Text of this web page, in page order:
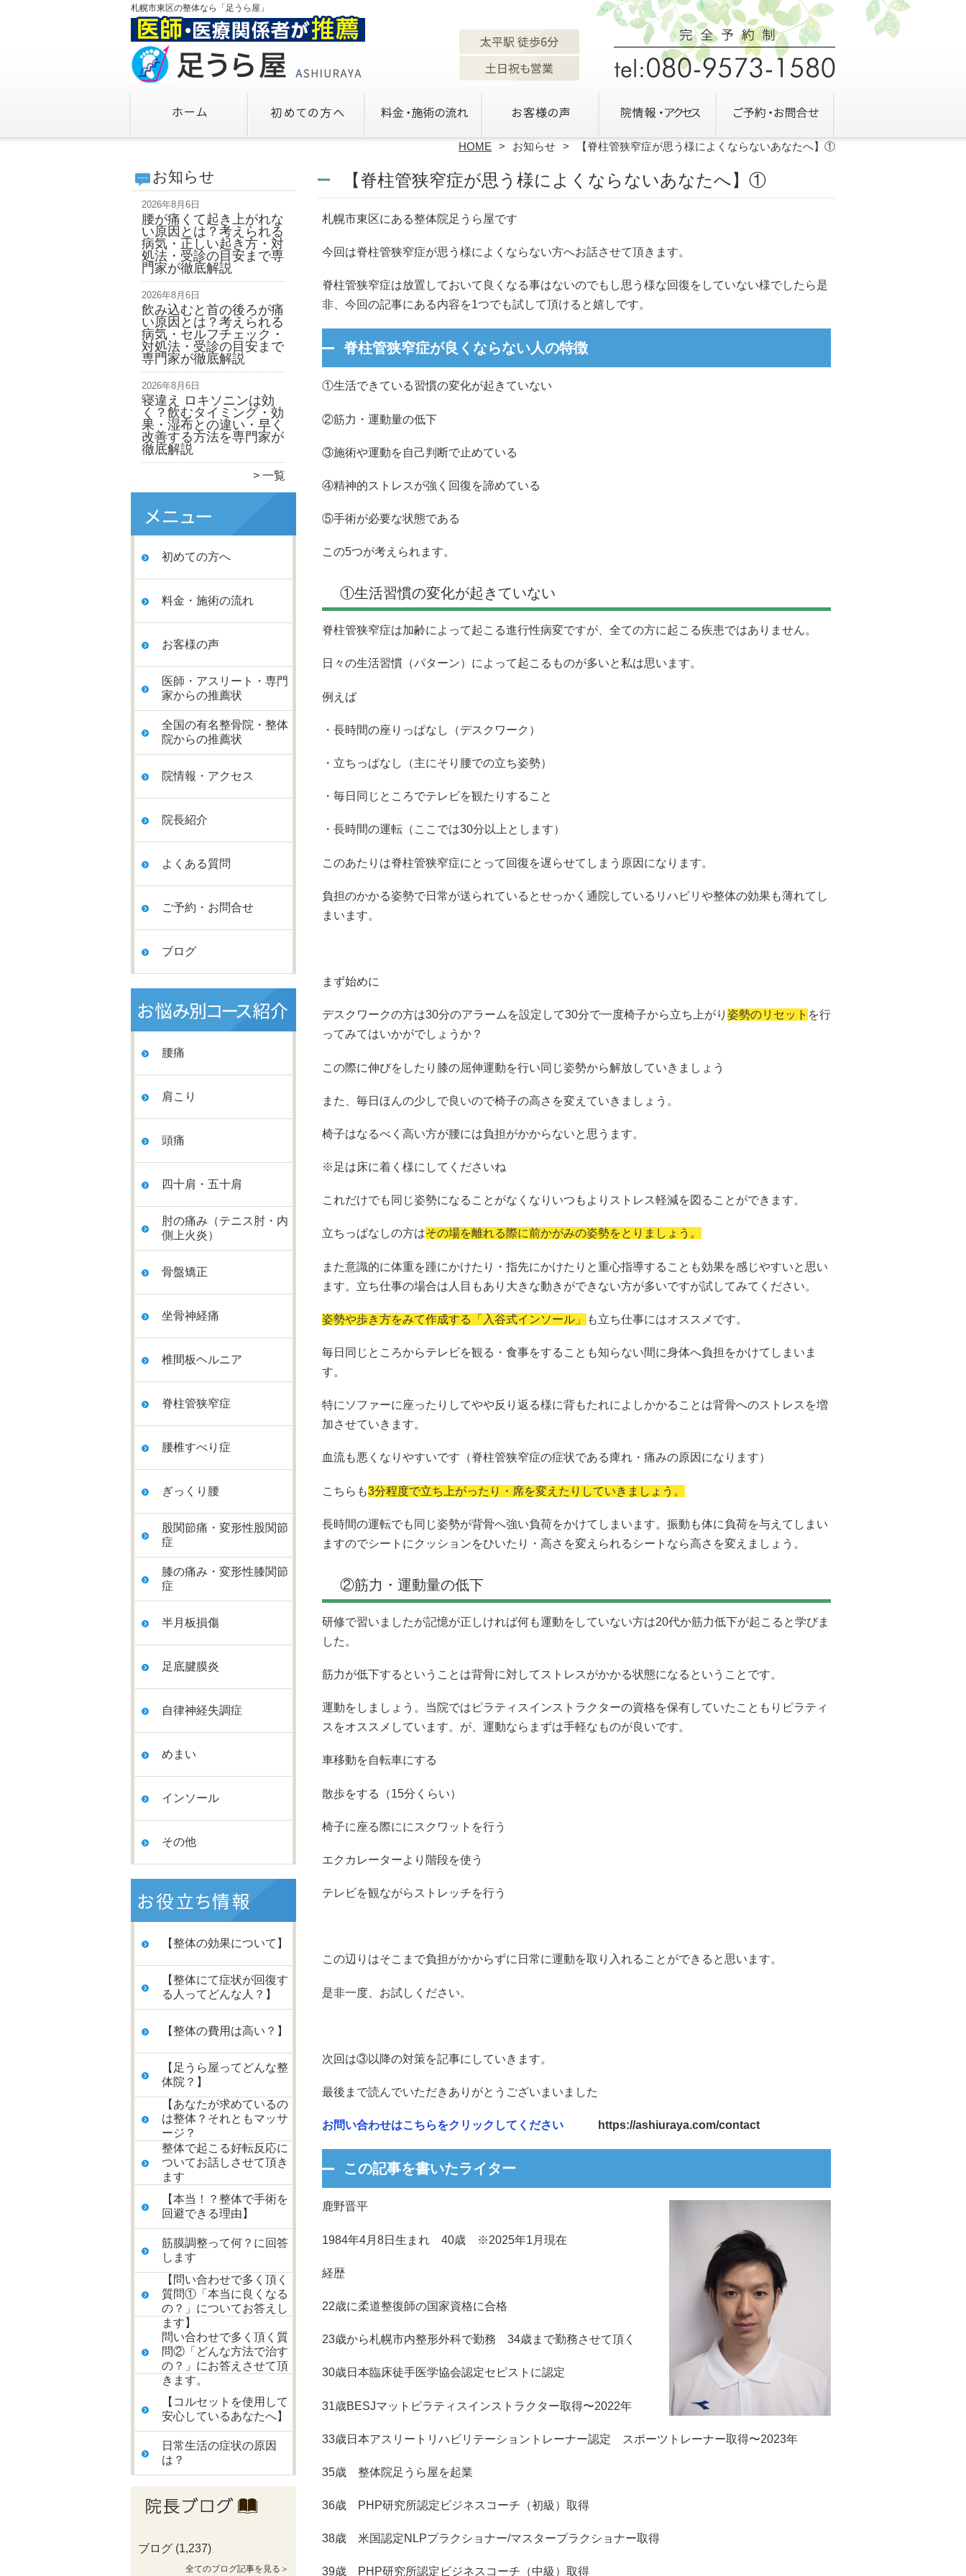
札幌市東区の整体なら「足うら屋」
HOME お知らせ 【脊柱管狭窄症が思う様によくならないあなたへ】①
お知らせ
2026年8月6日
腰が痛くて起き上がれな
い原因とは？考えられる
病気・正しい起き方・対
処法・受診の目安まで専
門家が徹底解説
2026年8月6日
飲み込むと首の後ろが痛
い原因とは？考えられる
病気・セルフチェック・
対処法・受診の目安まで
専門家が徹底解説
2026年8月6日
寝違え ロキソニンは効
く？飲むタイミング・効
果・湿布との違い・早く
改善する方法を専門家が
徹底解説
一覧
初めての方へ
料金・施術の流れ
お客様の声
医師・アスリート・専門
家からの推薦状
全国の有名整骨院・整体
院からの推薦状
院情報・アクセス
院長紹介
よくある質問
ご予約・お問合せ
ブログ
腰痛
肩こり
頭痛
四十肩・五十肩
肘の痛み（テニス肘・内
側上火炎）
骨盤矯正
坐骨神経痛
椎間板ヘルニア
脊柱管狭窄症
腰椎すべり症
ぎっくり腰
股関節痛・変形性股関節
症
膝の痛み・変形性膝関節
症
半月板損傷
足底腱膜炎
自律神経失調症
めまい
インソール
その他
【整体の効果について】
【整体にて症状が回復す
る人ってどんな人？】
【整体の費用は高い？】
【足うら屋ってどんな整
体院？】
【あなたが求めているの
は整体？それともマッサ
ージ？
整体で起こる好転反応に
ついてお話しさせて頂き
ます
【本当！？整体で手術を
回避できる理由】
筋膜調整って何？に回答
します
【問い合わせで多く頂く
質問①「本当に良くなる
の？」についてお答えし
ます】
問い合わせで多く頂く質
問②「どんな方法で治す
の？」にお答えさせて頂
きます。
【コルセットを使用して
安心しているあなたへ】
日常生活の症状の原因
は？
ブログ (1,237)
全てのブログ記事を見る＞
【脊柱管狭窄症が思う様によくならないあなたへ】①
札幌市東区にある整体院足うら屋です
今回は脊柱管狭窄症が思う様によくならない方へお話させて頂きます。
脊柱管狭窄症は放置しておいて良くなる事はないのでもし思う様な回復をしていない様でしたら是
非、今回の記事にある内容を1つでも試して頂けると嬉しです。
脊柱管狭窄症が良くならない人の特徴
①生活できている習慣の変化が起きていない
②筋力・運動量の低下
③施術や運動を自己判断で止めている
④精神的ストレスが強く回復を諦めている
⑤手術が必要な状態である
この5つが考えられます。
①生活習慣の変化が起きていない
脊柱管狭窄症は加齢によって起こる進行性病変ですが、全ての方に起こる疾患ではありません。
日々の生活習慣（パターン）によって起こるものが多いと私は思います。
例えば
・長時間の座りっぱなし（デスクワーク）
・立ちっぱなし（主にそり腰での立ち姿勢）
・毎日同じところでテレビを観たりすること
・長時間の運転（ここでは30分以上とします）
このあたりは脊柱管狭窄症にとって回復を遅らせてしまう原因になります。
負担のかかる姿勢で日常が送られているとせっかく通院しているリハビリや整体の効果も薄れてし
まいます。
まず始めに
デスクワークの方は30分のアラームを設定して30分で一度椅子から立ち上がり 姿勢のリセット を行
ってみてはいかがでしょうか？
この際に伸びをしたり膝の屈伸運動を行い同じ姿勢から解放していきましょう
また、毎日ほんの少しで良いので椅子の高さを変えていきましょう。
椅子はなるべく高い方が腰には負担がかからないと思うます。
※足は床に着く様にしてくださいね
これだけでも同じ姿勢になることがなくなりいつもよりストレス軽減を図ることができます。
立ちっぱなしの方はその場を離れる際に前かがみの姿勢をとりましょう。
また意識的に体重を踵にかけたり・指先にかけたりと重心指導することも効果を感じやすいと思い
ます。立ち仕事の場合は人目もあり大きな動きができない方が多いですが試してみてください。
姿勢や歩き方をみて作成する「入谷式インソール」 も立ち仕事にはオススメです。
毎日同じところからテレビを観る・食事をすることも知らない間に身体へ負担をかけてしまいま
す。
特にソファーに座ったりしてやや反り返る様に背もたれによしかかることは背骨へのストレスを増
加させていきます。
血流も悪くなりやすいです（脊柱管狭窄症の症状である痺れ・痛みの原因になります）
こちらも3分程度で立ち上がったり・席を変えたりしていきましょう。
長時間の運転でも同じ姿勢が背骨へ強い負荷をかけてしまいます。振動も体に負荷を与えてしまい
ますのでシートにクッションをひいたり・高さを変えられるシートなら高さを変えましょう。
②筋力・運動量の低下
研修で習いましたが記憶が正しければ何も運動をしていない方は20代か筋力低下が起こると学びま
した。
筋力が低下するということは背骨に対してストレスがかかる状態になるということです。
運動をしましょう。当院ではピラティスインストラクターの資格を保有していたこともりピラティ
スをオススメしています。が、運動ならまずは手軽なものが良いです。
車移動を自転車にする
散歩をする（15分くらい）
椅子に座る際ににスクワットを行う
エクカレーターより階段を使う
テレビを観ながらストレッチを行う
この辺りはそこまで負担がかからずに日常に運動を取り入れることができると思います。
是非一度、お試しください。
次回は③以降の対策を記事にしていきます。
最後まで読んでいただきありがとうございまいました
お問い合わせはこちらをクリックしてください https://ashiuraya.com/contact
この記事を書いたライター
鹿野晋平
1984年4月8日生まれ 40歳 ※2025年1月現在
経歴
22歳に柔道整復師の国家資格に合格
23歳から札幌市内整形外科で勤務 34歳まで勤務させて頂く
30歳日本臨床徒手医学協会認定セピストに認定
31歳BESJマットピラティスインストラクター取得〜2022年
33歳日本アスリートリハビリテーショントレーナー認定 スポーツトレーナー取得〜2023年
35歳 整体院足うら屋を起業
36歳 PHP研究所認定ビジネスコーチ（初級）取得
38歳 米国認定NLPプラクショナー/マスタープラクショナー取得
39歳 PHP研究所認定ビジネスコーチ（中級）取得